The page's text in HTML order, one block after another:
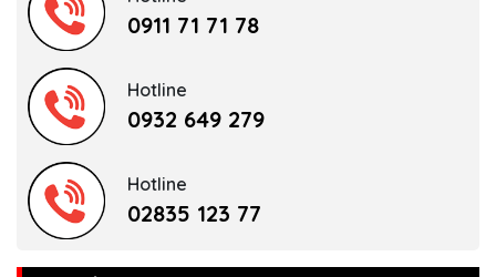
0911 71 71 78
Hotline
0932 649 279
Hotline
02835 123 77